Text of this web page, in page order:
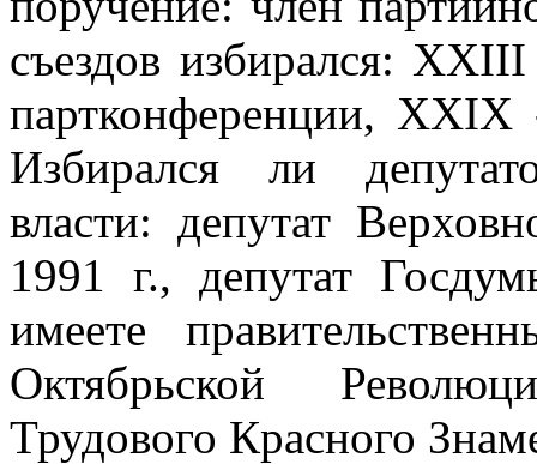
съездов избирался:
партконференции,
Избирался ли
власти: депутат
1991 г., депутат
имеете
Октябрьской
Трудового Красного